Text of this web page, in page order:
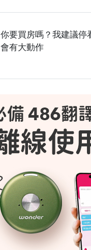
你要買房嗎？我建議停
會有大動作